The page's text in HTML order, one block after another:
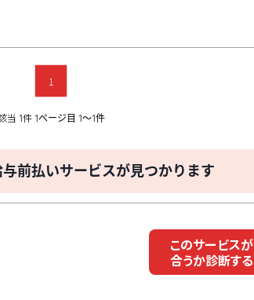
1
当 1件 1ページ目 1〜1件
前払いサービスが見つかります
このサービスが
合うか診断する